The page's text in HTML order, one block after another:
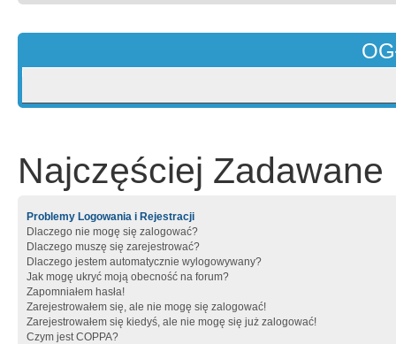
Najczęściej Zadawane
Problemy Logowania i Rejestracji
Dlaczego nie mogę się zalogować?
Dlaczego muszę się zarejestrować?
Dlaczego jestem automatycznie wylogowywany?
Jak mogę ukryć moją obecność na forum?
Zapomniałem hasła!
Zarejestrowałem się, ale nie mogę się zalogować!
Zarejestrowałem się kiedyś, ale nie mogę się już zalogować!
Czym jest COPPA?